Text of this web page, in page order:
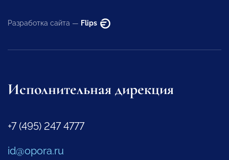
Разработка сайта — Flips
Исполнительная дирекция
+7 (495) 247 4777
id@opora.ru